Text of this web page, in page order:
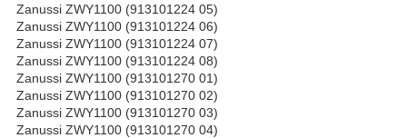
Zanussi ZWY1100 (913101224 05)
Zanussi ZWY1100 (913101224 06)
Zanussi ZWY1100 (913101224 07)
Zanussi ZWY1100 (913101224 08)
Zanussi ZWY1100 (913101270 01)
Zanussi ZWY1100 (913101270 02)
Zanussi ZWY1100 (913101270 03)
Zanussi ZWY1100 (913101270 04)